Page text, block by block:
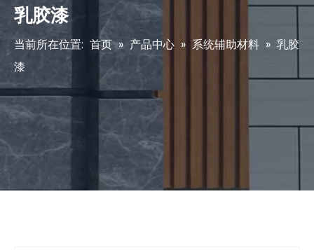
乳胶漆
当前所在位置: 首页 » 产品中心 » 系统辅助材料 » 乳胶
漆